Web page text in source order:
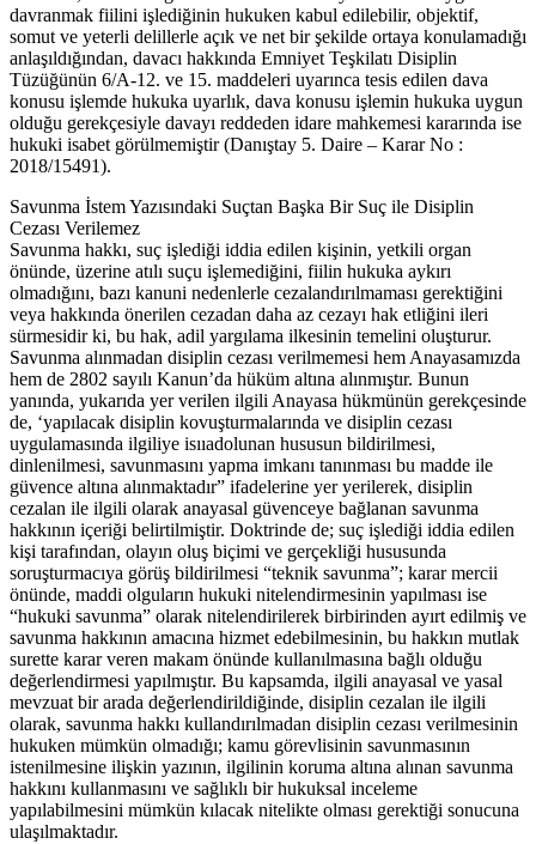
davranmak fiilini işlediğinin hukuken kabul edilebilir, objektif,
somut ve yeterli delillerle açık ve net bir şekilde ortaya konulamadığı
anlaşıldığından, davacı hakkında Emniyet Teşkilatı Disiplin
Tüzüğünün 6/A-12. ve 15. maddeleri uyarınca tesis edilen dava
konusu işlemde hukuka uyarlık, dava konusu işlemin hukuka uygun
olduğu gerekçesiyle davayı reddeden idare mahkemesi kararında ise
hukuki isabet görülmemiştir (Danıştay 5. Daire – Karar No :
2018/15491).
Savunma İstem Yazısındaki Suçtan Başka Bir Suç ile Disiplin
Cezası Verilemez
Savunma hakkı, suç işlediği iddia edilen kişinin, yetkili organ
önünde, üzerine atılı suçu işlemediğini, fiilin hukuka aykırı
olmadığını, bazı kanuni nedenlerle cezalandırılmaması gerektiğini
veya hakkında önerilen cezadan daha az cezayı hak etliğini ileri
sürmesidir ki, bu hak, adil yargılama ilkesinin temelini oluşturur.
Savunma alınmadan disiplin cezası verilmemesi hem Anayasamızda
hem de 2802 sayılı Kanun’da hüküm altına alınmıştır. Bunun
yanında, yukarıda yer verilen ilgili Anayasa hükmünün gerekçesinde
de, ‘yapılacak disiplin kovuşturmalarında ve disiplin cezası
uygulamasında ilgiliye isııadolunan hususun bildirilmesi,
dinlenilmesi, savunmasını yapma imkanı tanınması bu madde ile
güvence altına alınmaktadır” ifadelerine yer yerilerek, disiplin
cezalan ile ilgili olarak anayasal güvenceye bağlanan savunma
hakkının içeriği belirtilmiştir. Doktrinde de; suç işlediği iddia edilen
kişi tarafından, olayın oluş biçimi ve gerçekliği hususunda
soruşturmacıya görüş bildirilmesi “teknik savunma”; karar mercii
önünde, maddi olguların hukuki nitelendirmesinin yapılması ise
“hukuki savunma” olarak nitelendirilerek birbirinden ayırt edilmiş ve
savunma hakkının amacına hizmet edebilmesinin, bu hakkın mutlak
surette karar veren makam önünde kullanılmasına bağlı olduğu
değerlendirmesi yapılmıştır. Bu kapsamda, ilgili anayasal ve yasal
mevzuat bir arada değerlendirildiğinde, disiplin cezalan ile ilgili
olarak, savunma hakkı kullandırılmadan disiplin cezası verilmesinin
hukuken mümkün olmadığı; kamu görevlisinin savunmasının
istenilmesine ilişkin yazının, ilgilinin koruma altına alınan savunma
hakkını kullanmasını ve sağlıklı bir hukuksal inceleme
yapılabilmesini mümkün kılacak nitelikte olması gerektiği sonucuna
ulaşılmaktadır.